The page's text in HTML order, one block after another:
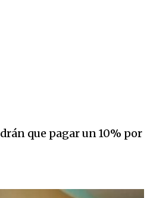
que pagar un 10% por